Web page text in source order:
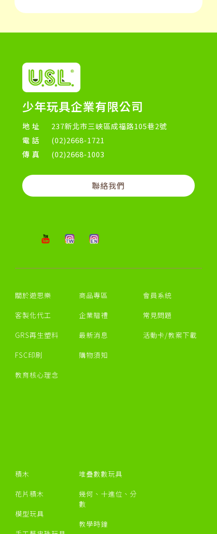
少年玩具企業有限公司
地址
237新北市三峽區成福路105巷2號
電話
(02)2668-1721
傳真
(02)2668-1003
聯絡我們
關於遊思樂
客製化代工
GRS再生塑料
FSC印刷
教育核心理念
商品專區
企業贈禮
最新消息
購物須知
會員系統
常見問題
活動卡/教案下載
積木
花片積木
模型玩具
堆疊數數玩具
幾何、十進位、分
數
教學時鐘